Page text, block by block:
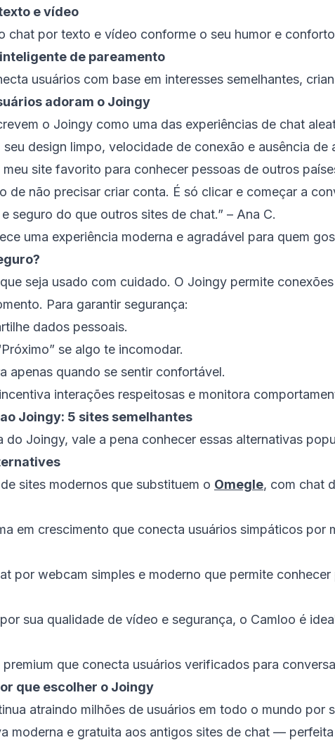
e vídeo
chat por texto e vídeo conforme o seu humor e
de pareamento
usuários com base em interesses semelhantes,
adoram o Joingy
o Joingy como uma das experiências de chat
seu design limpo, velocidade de conexão e ausência de
meu site favorito para conhecer pessoas de outros
de não precisar criar conta. É só clicar e começar a
seguro do que outros sites de chat.” – Ana C.
uma experiência moderna e agradável para quem
seja usado com cuidado. O Joingy permite
Para garantir segurança:
dados pessoais.
se algo te incomodar.
apenas quando se sentir confortável.
interações respeitosas e monitora
Joingy: 5 sites semelhantes
do Joingy, vale a pena conhecer essas alternativas
sites modernos que substituem o Omegle, com chat
em crescimento que conecta usuários simpáticos por
por webcam simples e moderno que permite
sua qualidade de vídeo e segurança, o Camloo é
que conecta usuários verificados para
que escolher o Joingy
atraindo milhões de usuários em todo o mundo por
moderna e gratuita aos antigos sites de chat —